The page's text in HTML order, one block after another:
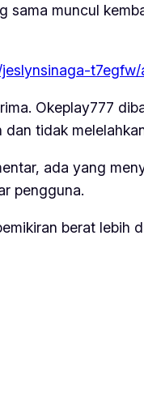
muncul
t7egfw/
Okeplay777
tidak
ada yang
pengguna.
berat lebih